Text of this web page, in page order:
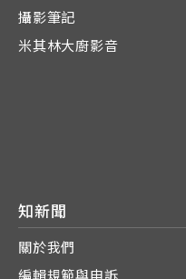
攝影筆記
米其林大廚影音
知新聞
關於我們